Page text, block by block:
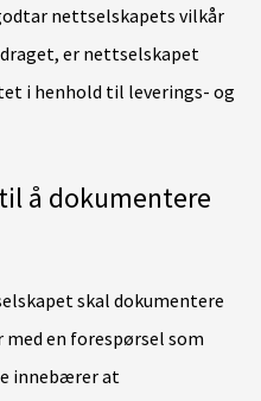
nettselskapets vilkår
er nettselskapet
i henhold til leverings- og
å dokumentere
skal dokumentere
med en forespørsel som
innebærer at